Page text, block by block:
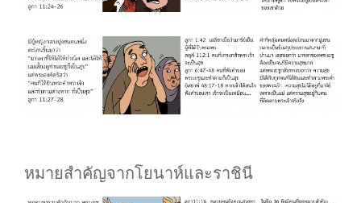
หมายสำคัญจากโยนาห์และราชินี